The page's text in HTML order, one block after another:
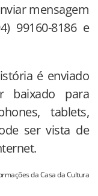
mensagem
99160-8186 e
é enviado
baixado para
tablets,
ser vista de
da Casa da Cultura